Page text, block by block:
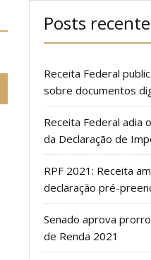
Posts
Receita Federal
sobre documentos
Receita Federal adia
da Declaração de
RPF 2021: Receita
declaração pré-
Senado aprova
de Renda 2021